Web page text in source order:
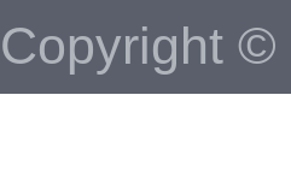
Copyright ©